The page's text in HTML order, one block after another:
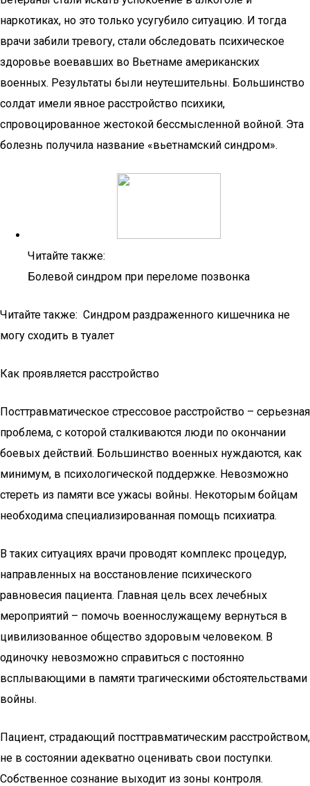
наркотиках, но это только усугубило ситуацию. И тогда
врачи забили тревогу, стали обследовать психическое
здоровье воевавших во Вьетнаме американских
военных. Результаты были неутешительны. Большинство
солдат имели явное расстройство психики,
спровоцированное жестокой бессмысленной войной. Эта
болезнь получила название «вьетнамский синдром».
Читайте также:
Болевой синдром при переломе позвонка
Читайте также: Синдром раздраженного кишечника не
могу сходить в туалет
Как проявляется расстройство
Посттравматическое стрессовое расстройство – серьезная
проблема, с которой сталкиваются люди по окончании
боевых действий. Большинство военных нуждаются, как
минимум, в психологической поддержке. Невозможно
стереть из памяти все ужасы войны. Некоторым бойцам
необходима специализированная помощь психиатра.
В таких ситуациях врачи проводят комплекс процедур,
направленных на восстановление психического
равновесия пациента. Главная цель всех лечебных
мероприятий – помочь военнослужащему вернуться в
цивилизованное общество здоровым человеком. В
одиночку невозможно справиться с постоянно
всплывающими в памяти трагическими обстоятельствами
войны.
Пациент, страдающий посттравматическим расстройством,
не в состоянии адекватно оценивать свои поступки.
Собственное сознание выходит из зоны контроля.